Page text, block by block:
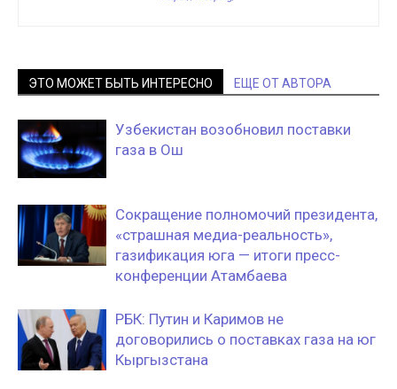
ЭТО МОЖЕТ БЫТЬ ИНТЕРЕСНО ЕЩЕ ОТ АВТОРА
Узбекистан возобновил поставки
газа в Ош
Сокращение полномочий президента,
«страшная медиа-реальность»,
газификация юга — итоги пресс-
конференции Атамбаева
РБК: Путин и Каримов не
договорились о поставках газа на юг
Кыргызстана